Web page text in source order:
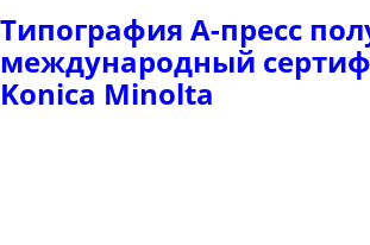
Типография А-пресс
международный
Konica Minolta